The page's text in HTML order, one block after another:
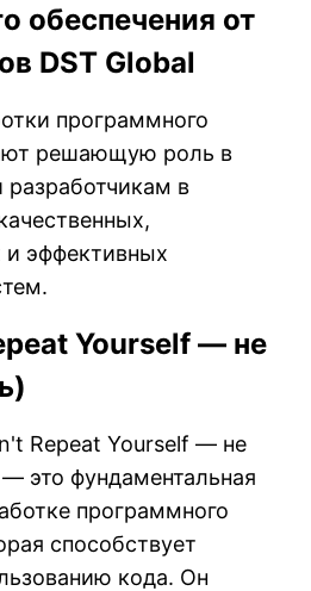
обеспечения от
DST Global
программного
решающую роль в
в
эффективных
Yourself — не
Repeat Yourself — не
это фундаментальная
программного
способствует
кода. Он